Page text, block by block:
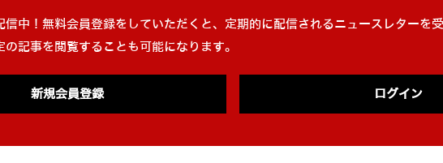
信中！無料会員登録をしていただくと、定期的に配信されるニュースレターを
の記事を閲覧することも可能になります。
新規会員登録 ログイン